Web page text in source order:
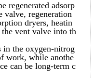
regenerated adsorp
valve, regeneration
dryers, heatin
the vent valve into th
the oxygen-nitrog
work, while anothe
can be long-term c